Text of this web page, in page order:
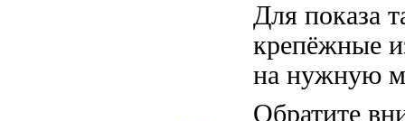
Для показа
крепёжные
на нужную
Обратите